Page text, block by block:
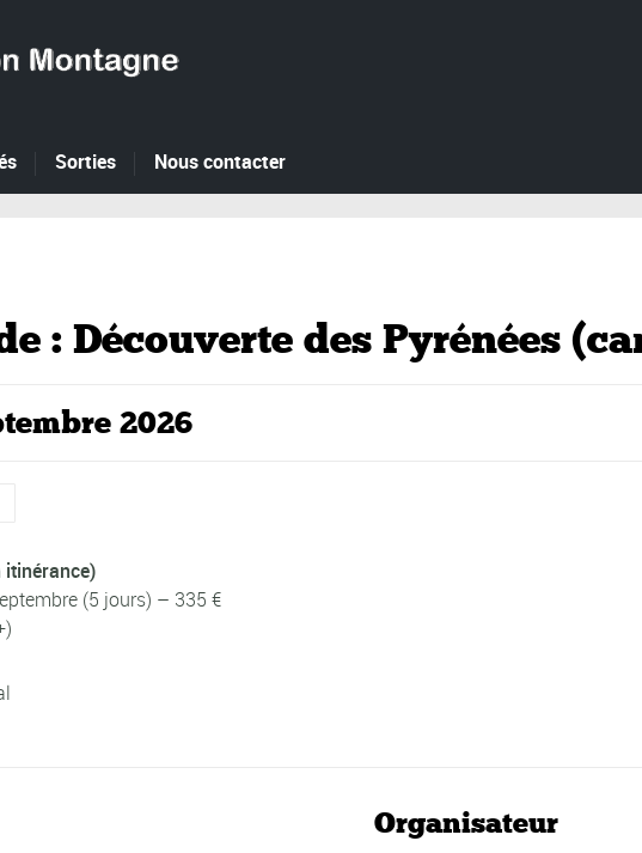
Sorties Nous contacter
: Découverte des Pyrénées
2026
itinérance)
(5 jours) – 335 €
Organisateur